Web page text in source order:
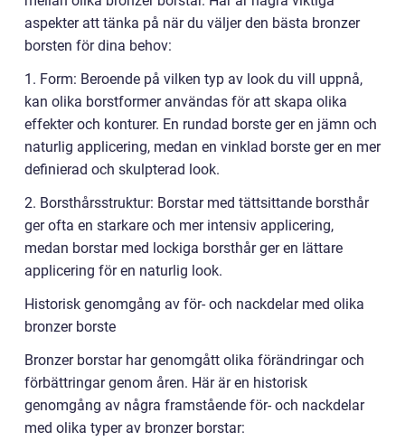
aspekter att tänka på när du väljer den bästa bronzer
borsten för dina behov:
1. Form: Beroende på vilken typ av look du vill uppnå,
kan olika borstformer användas för att skapa olika
effekter och konturer. En rundad borste ger en jämn och
naturlig applicering, medan en vinklad borste ger en mer
definierad och skulpterad look.
2. Borsthårsstruktur: Borstar med tättsittande borsthår
ger ofta en starkare och mer intensiv applicering,
medan borstar med lockiga borsthår ger en lättare
applicering för en naturlig look.
Historisk genomgång av för- och nackdelar med olika
bronzer borste
Bronzer borstar har genomgått olika förändringar och
förbättringar genom åren. Här är en historisk
genomgång av några framstående för- och nackdelar
med olika typer av bronzer borstar: